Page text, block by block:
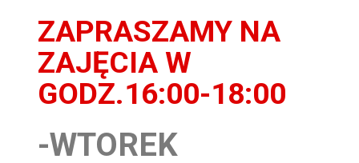
ZAPRASZAMY NA
ZAJĘCIA W
GODZ.16:00-18:00
-WTOREK